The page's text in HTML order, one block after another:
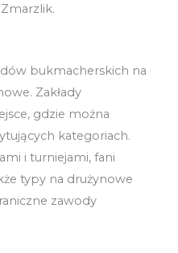
bukmacherskich na
Zakłady
gdzie można
kategoriach.
i turniejami, fani
typy na drużynowe
zawody